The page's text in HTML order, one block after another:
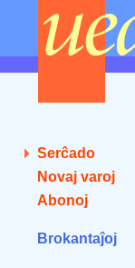
Serĉado
Novaj varoj
Abonoj
Brokantaĵoj